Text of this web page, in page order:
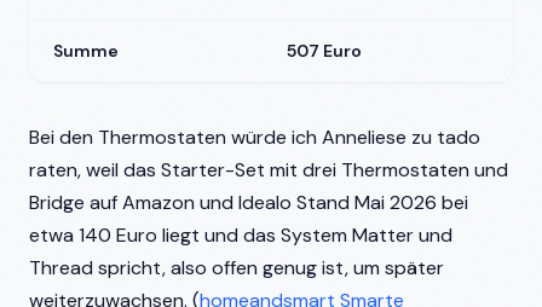
Summe 507 Euro
Bei den Thermostaten würde ich Anneliese zu tado
raten, weil das Starter-Set mit drei Thermostaten und
Bridge auf Amazon und Idealo Stand Mai 2026 bei
etwa 140 Euro liegt und das System Matter und
Thread spricht, also offen genug ist, um später
weiterzuwachsen. (homeandsmart Smarte